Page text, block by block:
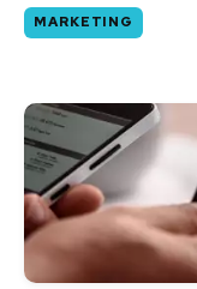
MARKETING